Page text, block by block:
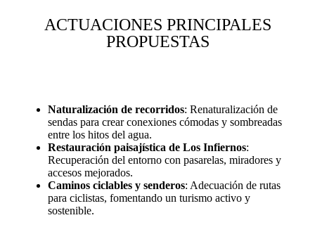
ACTUACIONES PRINCIPALES
PROPUESTAS
Naturalización de recorridos: Renaturalización de
sendas para crear conexiones cómodas y sombreadas
entre los hitos del agua.
Restauración paisajística de Los Infiernos:
Recuperación del entorno con pasarelas, miradores y
accesos mejorados.
Caminos ciclables y senderos: Adecuación de rutas
para ciclistas, fomentando un turismo activo y
sostenible.